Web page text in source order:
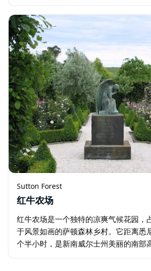
Sutton Forest
红牛农场
红牛农场是一个独特的凉爽气候花园，
于风景如画的萨顿森林乡村。它距离悉
个半小时，是新南威尔士州美丽的南部